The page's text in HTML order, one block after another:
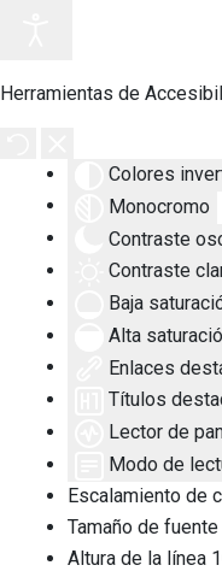
Herramientas de
Colores
Monocromo
Contraste
Contraste
Baja
Alta
Enlaces
Títulos
Lector de
Modo de
Escalamiento de
Tamaño de fuente
Altura de la línea